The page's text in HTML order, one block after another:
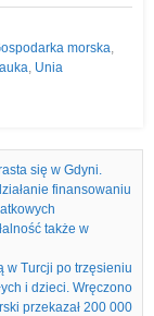
morska
Unia
się w Gdyni.
finansowaniu
także w
w Turcji po trzęsieniu
i dzieci. Wręczono
przekazał 200 000